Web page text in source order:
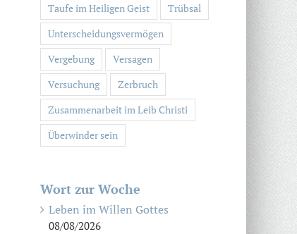
Taufe im Heiligen Geist
Trübsal
Unterscheidungsvermögen
Vergebung
Versagen
Versuchung
Zerbruch
Zusammenarbeit im Leib Christi
Überwinder sein
Wort zur Woche
Leben im Willen Gottes
08/08/2026